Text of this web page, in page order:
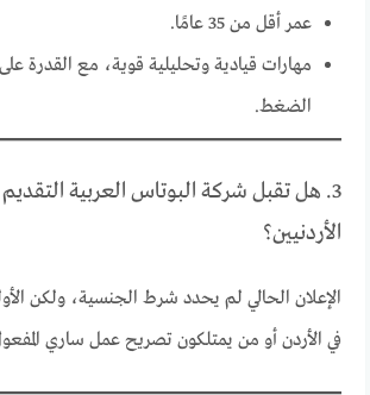
عمر أقل من 35 عامًا.
مهارات قيادية وتحليلية قوية، مع القدرة
الضغط.
3. هل تقبل شركة البوتاس العربية
الأردنيين؟
الإعلان الحالي لم يحدد شرط الجنسية، ولكن
في الأردن أو من يمتلكون تصريح عمل ساري